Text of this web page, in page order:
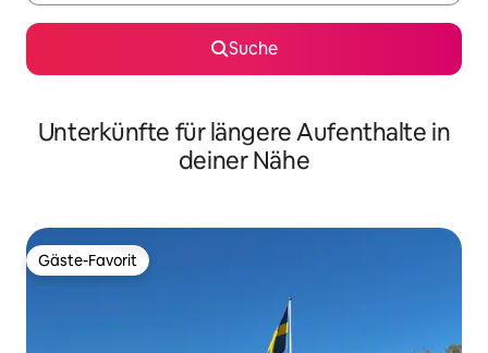
Suche
Unterkünfte für längere Aufenthalte in
deiner Nähe
Gäste-Favorit
Gäste-Favorit